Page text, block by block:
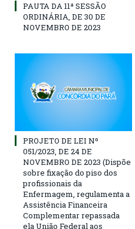
PAUTA DA 11ª SESSÃO
ORDINÁRIA, DE 30 DE
NOVEMBRO DE 2023
PROJETO DE LEI Nº
051/2023, DE 24 DE
NOVEMBRO DE 2023 (Dispõe
sobre fixação do piso dos
profissionais da
Enfermagem, regulamenta a
Assistência Financeira
Complementar repassada
ela União Federal aos